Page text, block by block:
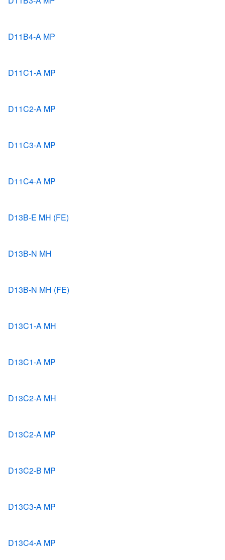
D11B4-A MP
D11C1-A MP
D11C2-A MP
D11C3-A MP
D11C4-A MP
D13B-E MH (FE)
D13B-N MH
D13B-N MH (FE)
D13C1-A MH
D13C1-A MP
D13C2-A MH
D13C2-A MP
D13C2-B MP
D13C3-A MP
D13C4-A MP